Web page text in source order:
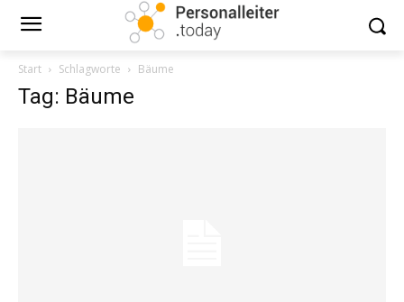
Start Schlagworte Bäume
Tag: Bäume